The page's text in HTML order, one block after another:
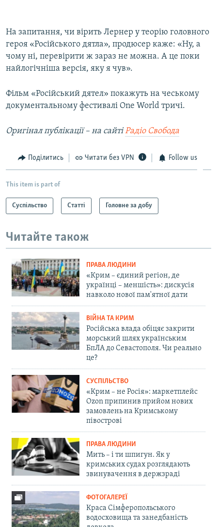
На запитання, чи вірить Лернер у теорію головного
героя «Російського дятла», продюсер каже: «Ну, а
чому ні, перевірити ж зараз не можна. А це поки
найлогічніша версія, яку я чув».
Фільм «Російський дятел» покажуть на чеському
документальному фестивалі One World тричі.
Оригінал публікації – на сайтіРадіо Свобода
Поділитись Читати без VPN Follow us
This item is part of
Суспільство Статті Головне за добу
Читайте також
ПРАВА ЛЮДИНИ
«Крим – єдиний регіон, де
українці – меншість»: дискусія
навколо нової пам'ятної дати
ВІЙНА ТА КРИМ
Російська влада обіцяє закрити
морський шлях українським
БпЛА до Севастополя. Чи реально
це?
СУСПІЛЬСТВО
«Крим – не Росія»: маркетплейс
Ozon припинив прийом нових
замовлень на Кримському
півострові
ПРАВА ЛЮДИНИ
Мить – і ти шпигун. Як у
кримських судах розглядають
звинувачення в держзраді
ФОТОГАЛЕРЕЇ
Краса Сімферопольського
водосховища та занедбаність